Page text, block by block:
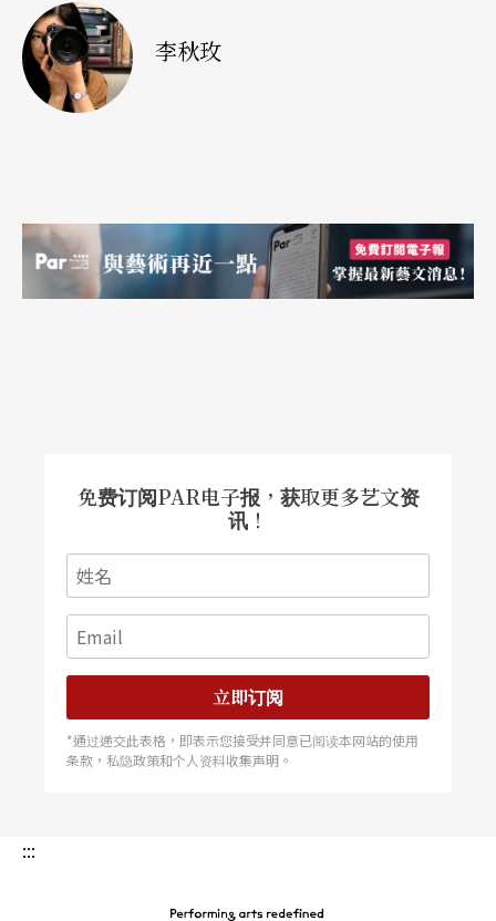
体等相关课程外，拥有电脑音乐教室、音乐创作练
习室、MIDI创意教室、录音工程收音室、控制室等
设备的国立台南艺术大学应用音乐学系，所开设的
开设电玩、电脑动画等科技大学也具有相当规模的
教室与器材，但多倾向于技术面的指导。
乐治疗在美国已受到了医界的认同，有八十所以上
的学校授与四年制音乐治疗的学士学位，另外也有
二十所以上的学校授与音乐治疗的硕士学位。学生
在经过修业期间的课业学习及专业实习后，可参与
音乐治疗师的证照考试，取得证照，成为正式的音
乐治疗师。近年来全世界各国也都陆续有音乐治疗
的相关团体成立，像是英国、加拿大、澳洲、日
李秋玫
免费订阅PAR电子报，获取更多艺文资
讯！
立即订阅
*通过递交此表格，即表示您接受并同意已阅读本网站的使用
条款，私隐政策和个人资料收集声明。
:::